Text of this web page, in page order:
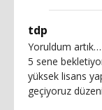
tdp
Yoruldum
5 sene
yüksek lisans
geçiyoruz